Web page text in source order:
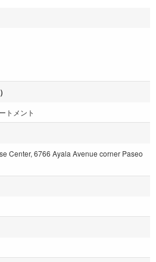
トメント
Center, 6766 Ayala Avenue corner Paseo